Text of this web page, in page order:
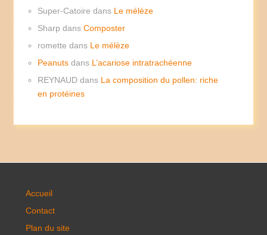
Super-Catoire dans Le mélèze
Sharp dansComposter
romette dans Le mélèze
Peanuts dans L’acariose intratrachéenne
REYNAUD dans La composition du pollen: riche
en protéines
Accueil
Contact
Plan du site